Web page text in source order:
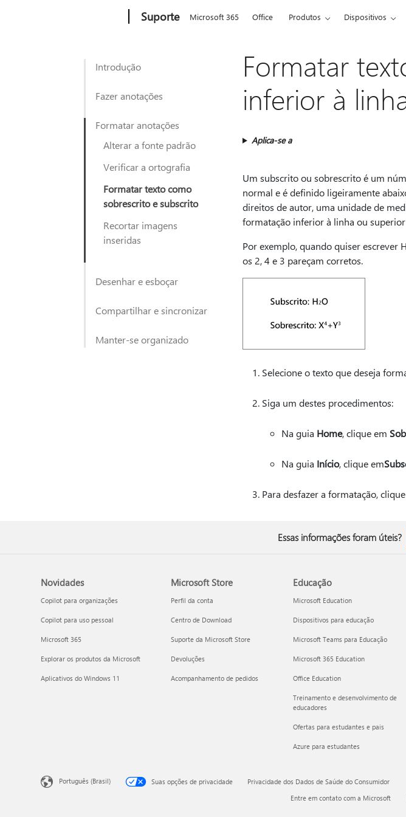
Suporte Microsoft 365 Office Produtos Dispositivos
Introdução
Fazer anotações
Formatar anotações
Alterar a fonte padrão
Verificar a ortografia
Formatar texto como
sobrescrito e subscrito
Recortar imagens
inseridas
Desenhar e esboçar
Compartilhar e sincronizar
Manter-se organizado
Formatar
inferior à
Aplica-se a
Um subscrito ou sobrescrito é um
normal e é definido ligeiramente
direitos de autor, uma unidade de
formatação inferior à linha ou
Por exemplo, quando quiser escrever
os 2, 4 e 3 pareçam corretos.
Selecione o texto que deseja
Siga um destes procedimentos:
Na guia Home, clique em
Na guia Início, clique em
Para desfazer a formatação,
Essas informações foram úteis?
Novidades
Copilot para organizações
Copilot para uso pessoal
Microsoft 365
Explorar os produtos da Microsoft
Aplicativos do Windows 11
Microsoft Store
Perfil da conta
Centro de Download
Suporte da Microsoft Store
Devoluções
Acompanhamento de pedidos
Educação
Microsoft Education
Dispositivos para educação
Microsoft Teams para Educação
Microsoft 365 Education
Office Education
Treinamento e desenvolvimento de
educadores
Ofertas para estudantes e pais
Azure para estudantes
Português (Brasil) Suas opções de privacidade
Privacidade dos Dados de Saúde do Consumidor
Entre em contato com a Microsoft